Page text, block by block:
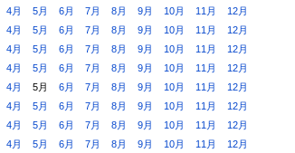
4月 5月 6月 7月 8月 9月 10月 11月
12月
4月 5月 6月 7月 8月 9月 10月 11月
12月
4月 5月 6月 7月 8月 9月 10月 11月
12月
4月 5月 6月 7月 8月 9月 10月 11月
12月
4月 5月 6月 7月 8月 9月 10月 11月
12月
4月 5月 6月 7月 8月 9月 10月 11月
12月
4月 5月 6月 7月 8月 9月 10月 11月
12月
4月 5月 6月 7月 8月 9月 10月 11月
12月